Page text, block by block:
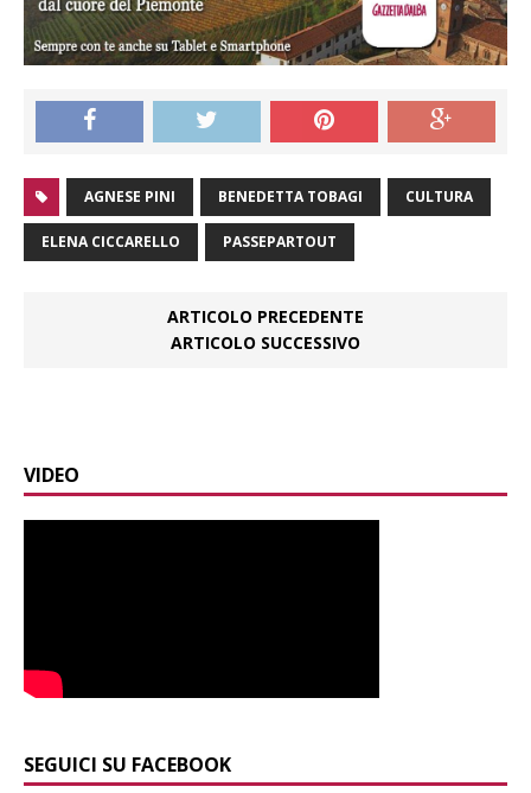
AGNESE PINI BENEDETTA TOBAGI CULTURA
ELENA CICCARELLO PASSEPARTOUT
ARTICOLO PRECEDENTE
ARTICOLO SUCCESSIVO
VIDEO
SEGUICI SU FACEBOOK